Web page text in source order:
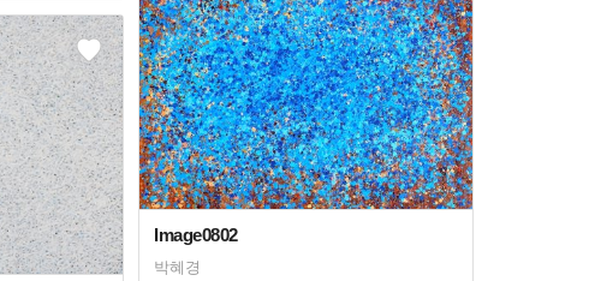
Image0802
박혜경